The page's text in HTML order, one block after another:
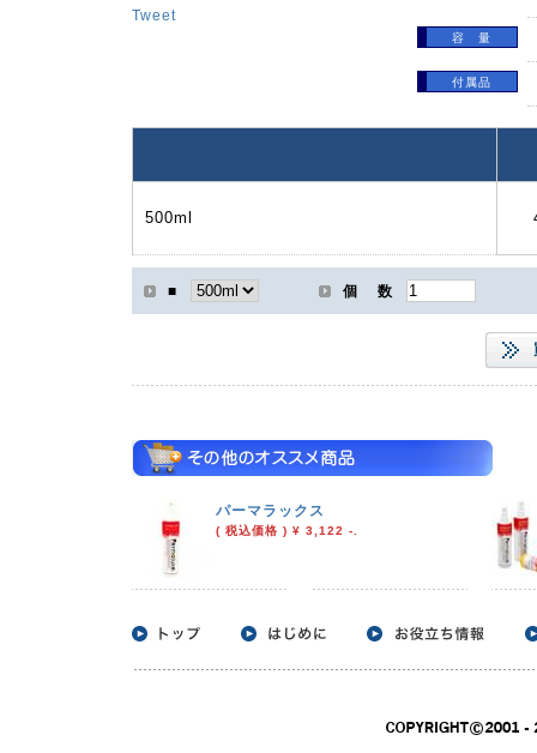
Tweet
容 量
付属品
500ml
■ 個 数
パーマラックス
( 税込価格 ) ¥ 3,122 -.